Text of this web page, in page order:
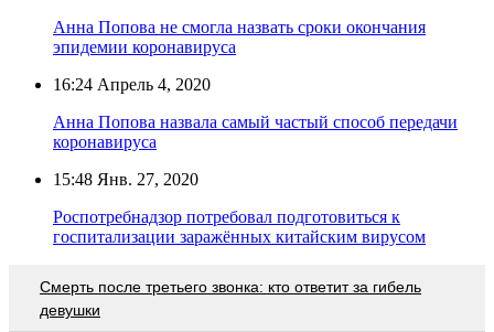
Анна Попова не смогла назвать сроки окончания
эпидемии коронавируса
16:24 Апрель 4, 2020
Анна Попова назвала самый частый способ передачи
коронавируса
15:48 Янв. 27, 2020
Роспотребнадзор потребовал подготовиться к
госпитализации заражённых китайским вирусом
Смерть после третьего звонка: кто ответит за гибель
девушки